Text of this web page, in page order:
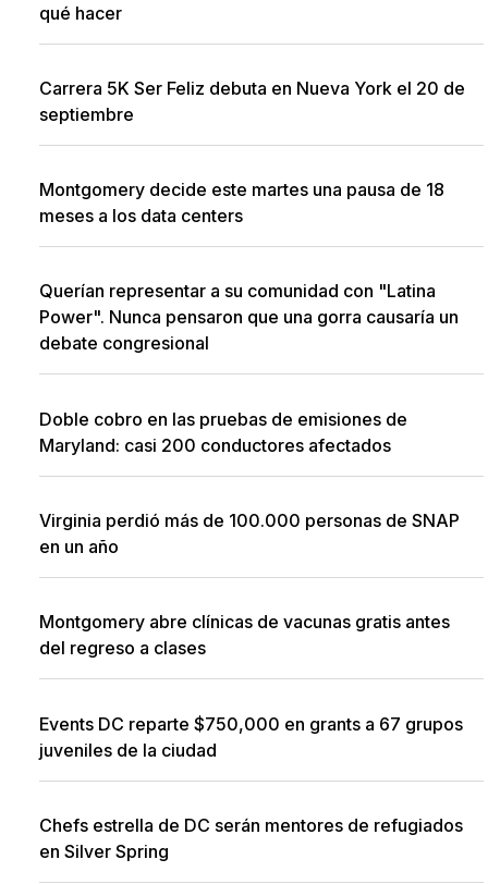
qué hacer
Carrera 5K Ser Feliz debuta en Nueva York el 20 de
septiembre
Montgomery decide este martes una pausa de 18
meses a los data centers
Querían representar a su comunidad con "Latina
Power". Nunca pensaron que una gorra causaría un
debate congresional
Doble cobro en las pruebas de emisiones de
Maryland: casi 200 conductores afectados
Virginia perdió más de 100.000 personas de SNAP
en un año
Montgomery abre clínicas de vacunas gratis antes
del regreso a clases
Events DC reparte $750,000 en grants a 67 grupos
juveniles de la ciudad
Chefs estrella de DC serán mentores de refugiados
en Silver Spring